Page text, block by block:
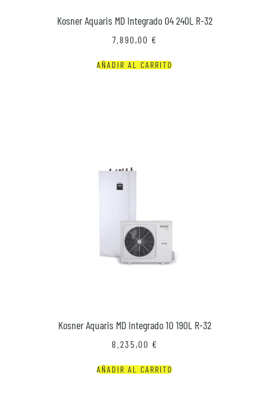
Kosner Aquaris MD Integrado 04 240L R-32
7.890,00 €
AÑADIR AL CARRITO
Kosner Aquaris MD Integrado 10 190L R-32
8.235,00 €
AÑADIR AL CARRITO